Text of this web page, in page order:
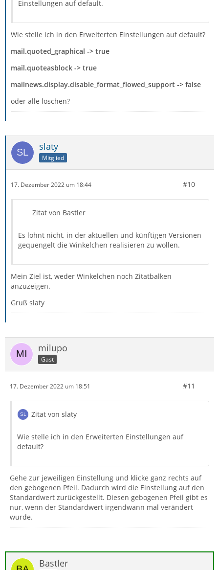
Einstellungen auf default.
Wie stelle ich in den Erweiterten Einstellungen auf default?
mail.quoted_graphical -> true
mail.quoteasblock -> true
mailnews.display.disable_format_flowed_support -> false
oder alle löschen?
slaty
Mitglied
17. Dezember 2022 um 18:44 #10
Zitat von Bastler
Es lohnt nicht, in der aktuellen und künftigen Versionen
gequengelt die Winkelchen realisieren zu wollen.
Mein Ziel ist, weder Winkelchen noch Zitatbalken
anzuzeigen.
Gruß slaty
milupo
Gast
17. Dezember 2022 um 18:51 #11
Zitat von slaty
Wie stelle ich in den Erweiterten Einstellungen auf
default?
Gehe zur jeweiligen Einstellung und klicke ganz rechts auf
den gebogenen Pfeil. Dadurch wird die Einstellung auf den
Standardwert zurückgestellt. Diesen gebogenen Pfeil gibt es
nur, wenn der Standardwert irgendwann mal verändert
wurde.
Bastler